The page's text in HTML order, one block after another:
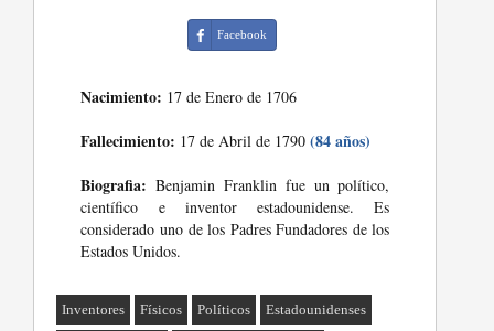
Facebook
Nacimiento: 17 de Enero de 1706
Fallecimiento: 17 de Abril de 1790(84 años)
Biografia: Benjamin Franklin fue un político,
científico e inventor estadounidense. Es
considerado uno de los Padres Fundadores de los
Estados Unidos.
Inventores Físicos Políticos Estadounidenses